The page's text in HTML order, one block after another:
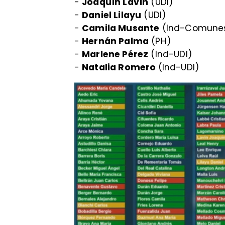
- Daniel Lilayu (UDI)
- Camila Musante (Ind-
- Hernán Palma (PH)
- Marlene Pérez (Ind-UDI)
- Natalia Romero (Ind-UDI)